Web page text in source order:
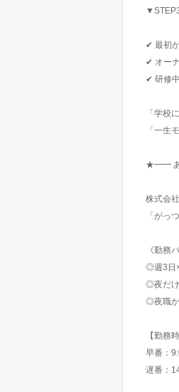
✔ 最初
✔ オー
✔ 研修
「学校
「一生
★━━ あ
株式会
「がっ
《勤務
◎週3日
◎夜だけ
◎夜職
【勤務
早番：
遅番：